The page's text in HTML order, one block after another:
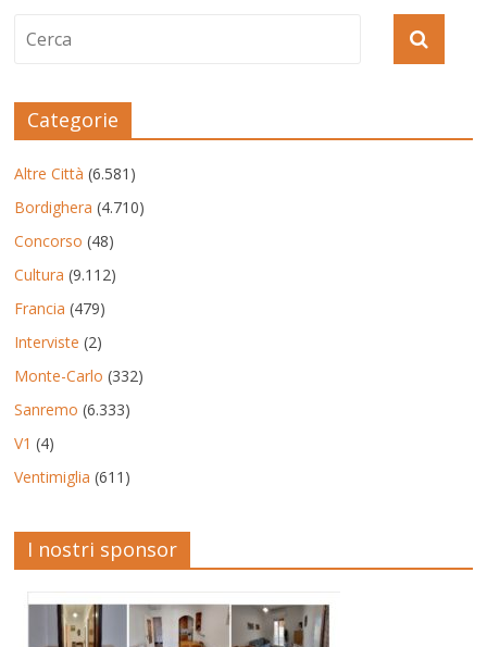
Categorie
Altre Città (6.581)
Bordighera (4.710)
Concorso (48)
Cultura (9.112)
Francia (479)
Interviste (2)
Monte-Carlo (332)
Sanremo (6.333)
V1 (4)
Ventimiglia (611)
I nostri sponsor